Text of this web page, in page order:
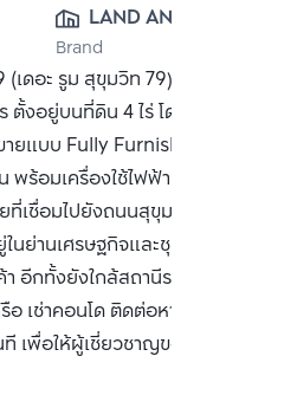
LAND AND
HOUSE PUBLIC
CO., LTD.
Brand
ดอะ รูม สุขุมวิท 79) คอนโดพร้อม
งอยู่บนที่ดิน 4 ไร่ โดยจะมีห้องพัก
แบบ Fully Furnished โดยมี
ร้อมเครื่องใช้ไฟฟ้า โครงการอยู่
เชื่อมไปยังถนนสุขุมวิทเพียง 200
ย่านเศรษฐกิจและชุมชน ใกล้ร้าน
อีกทั้งยังใกล้สถานีรถไฟฟ้าสายสี
เช่าคอนโด ติดต่อหาเรา
พื่อให้ผู้เชี่ยวชาญของเราได้